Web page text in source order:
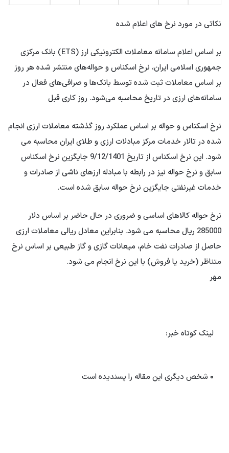
نکاتی در مورد نرخ های اعلام شده
بر اساس اعلام سامانه معاملات الکترونیکی ارز (ETS) بانک مرکزی
جمهوری اسلامی ایران، نرخ اسکناس و حواله‌های منتشر شده هر روز
بر اساس معاملات ثبت شده توسط بانک‌ها و صرافی‌های فعال در
سامانه‌های ارزی در تاریخ محاسبه می‌شود. روز کاری قبل
نرخ اسکناس و حواله بر اساس عملکرد روز گذشته معاملات ارزی انجام
شده در تالار خدمات مرکز مبادلات ارزی و طلای ایران محاسبه می
شود. این نرخ اسکناس از تاریخ 9/12/1401 جایگزین نرخ اسکناس
سابق و نرخ حواله نیز در رابطه با مبادله ارزهای ناشی از صادرات و
خدمات غیرنفتی جایگزین نرخ حواله سابق شده است.
نرخ حواله کالاهای اساسی و ضروری در حال حاضر بر اساس دلار
285000 ریال محاسبه می شود. بنابراین معادل ریالی معاملات ارزی
حاصل از صادرات نفت خام، میعانات گازی و گاز طبیعی بر اساس نرخ
متناظر (خرید یا فروش) با این نرخ انجام می شود.
مهر
لینک کوتاه خبر:
۰ شخص دیگری این مقاله را پسندیده است